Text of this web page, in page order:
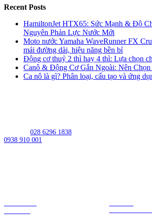
Recent Posts
HamiltonJet HTX65: Sức Mạnh & Độ
Nguyên Phản Lực Nước Mới
Moto nước Yamaha WaveRunner FX
mái đường dài, hiệu năng bền bỉ
Động cơ thuỷ 2 thì hay 4 thì: Lựa chọn
Canô & Động Cơ Gắn Ngoài: Nên
Ca nô là gì? Phân loại, cấu tạo và ứng
028 6296 1838
0938 910 001